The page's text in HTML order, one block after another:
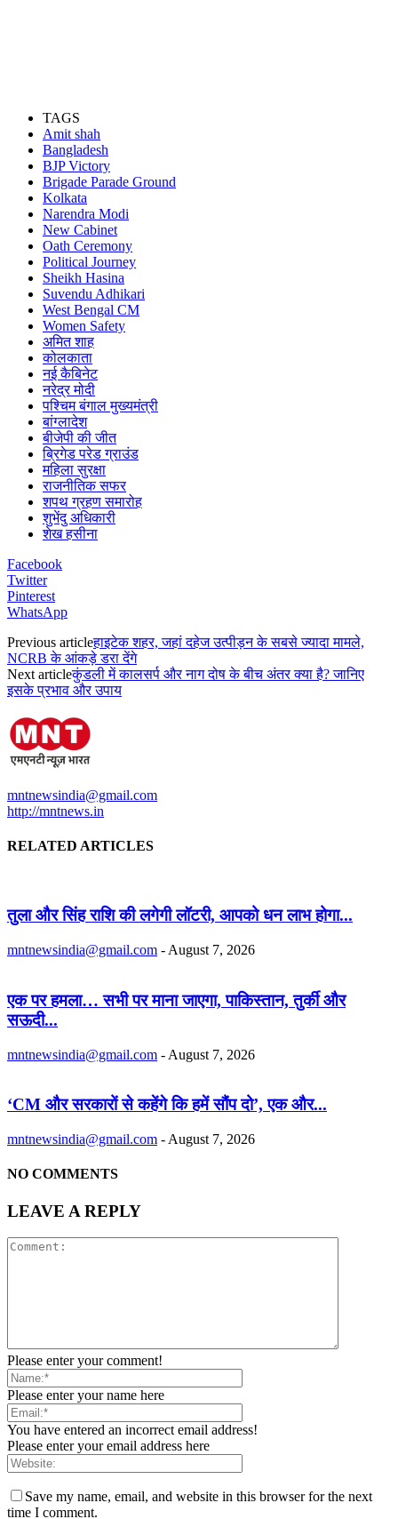
TAGS
Amit shah
Bangladesh
BJP Victory
Brigade Parade Ground
Kolkata
Narendra Modi
New Cabinet
Oath Ceremony
Political Journey
Sheikh Hasina
Suvendu Adhikari
West Bengal CM
Women Safety
अमित शाह
कोलकाता
नई कैबिनेट
नरेद्र मोदी
पश्चिम बंगाल मुख्यमंत्री
बांग्लादेश
बीजेपी की जीत
ब्रिगेड परेड ग्राउंड
महिला सुरक्षा
राजनीतिक सफर
शपथ ग्रहण समारोह
शुभेंदु अधिकारी
शेख हसीना
Facebook
Twitter
Pinterest
WhatsApp
Previous articleहाइटेक शहर, जहां दहेज उत्पीड़न के सबसे ज्यादा मामले,
NCRB के आंकड़े डरा देंगे
Next articleकुंडली में कालसर्प और नाग दोष के बीच अंतर क्या है? जानिए
इसके प्रभाव और उपाय
mntnewsindia@gmail.com
http://mntnews.in
RELATED ARTICLES
तुला और सिंह राशि की लगेगी लॉटरी, आपको धन लाभ होगा...
mntnewsindia@gmail.com - August 7, 2026
एक पर हमला… सभी पर माना जाएगा, पाकिस्तान, तुर्की और
सऊदी...
mntnewsindia@gmail.com - August 7, 2026
‘CM और सरकारों से कहेंगे कि हमें सौंप दो’, एक और...
mntnewsindia@gmail.com - August 7, 2026
NO COMMENTS
LEAVE A REPLY
Please enter your comment!
Please enter your name here
You have entered an incorrect email address!
Please enter your email address here
Save my name, email, and website in this browser for the next
time I comment.